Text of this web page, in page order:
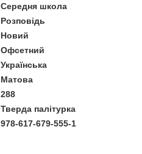
Середня школа
Розповідь
Новий
Офсетний
Українська
Матова
288
Тверда палітурка
978-617-679-555-1